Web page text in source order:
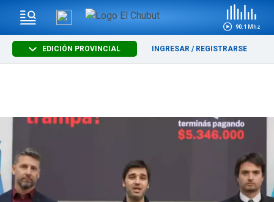
90.1 Mhz
EDICIÓN PROVINCIAL INGRESAR / REGISTRARSE